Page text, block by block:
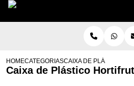
HOMECATEGORIASCAIXA DE PLÁSTICO
Caixa de Plástico